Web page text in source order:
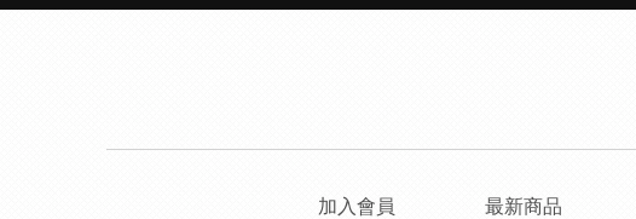
加入會員 最新商品